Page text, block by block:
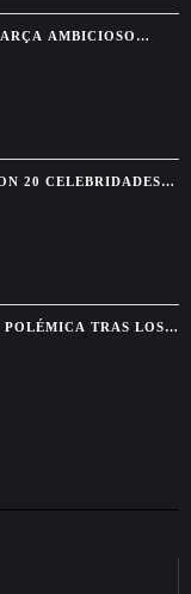
AMBICIOSO
20 CELEBRIDADES Y
TRAS LOS
SOBRE FAUCI